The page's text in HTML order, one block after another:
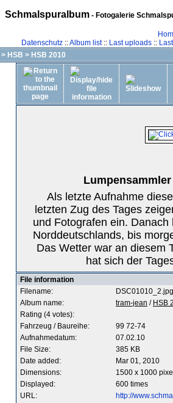
Schmalspuralbum- Fotogalerie
Datenschutz::Album list:: Last uploads::
> HSB > HSB 2010
Als letzte Aufnahme
letzten Zug des Tages
und Fotografen ein.
Norddeutschlands, bis
Das Wetter war an diesem
hat sich der
File information
Filename:
DSC01010_2.jpg
Album name:
tram-jean / HSB
Rating (4 votes):
Fahrzeug / Baureihe:
99 72-74
Aufnahmedatum:
07.02.10
File Size:
385 KB
Date added:
Mar 01, 2010
Dimensions:
1500 x 1000
Displayed:
600 times
URL:
http://